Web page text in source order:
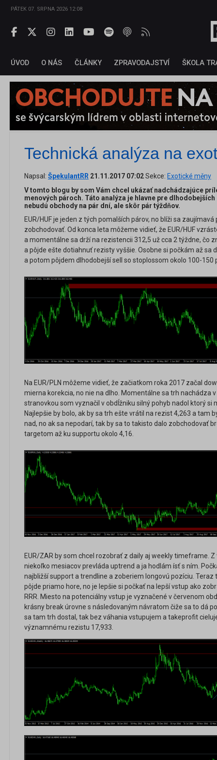
PÁTEK 07. SRPNA 2026 12:08
ÚVOD O NÁS ČLÁNKY ZPRAVODAJSTVÍ ŠKOLA
Technická analýza na
Napsal: ŠpekulantRR 21.11.2017 07:02Sekce: Exotické měny
V tomto blogu by som Vám chcel ukázať nadchádzajúce
menových pároch. Táto analýza je hlavne pre
nebudú obchody na pár dní, ale skôr pár týždňov.
EUR/HUF je jeden z tých pomalších párov, no blíži sa
zobchodovať. Od konca leta môžeme vidieť, že EUR/HUF
a momentálne sa drží na rezistencii 312,5 už cca 2 týždne, čo
a pôjde ešte dotiahnuť rezisty vyššie. Osobne si počkám až sa
a potom pôjdem dlhodobejší sell so stoplossom okolo 100-150
Na EUR/PLN môžeme vidieť, že začiatkom roka 2017 začal
mierna korekcia, no nie na dlho. Momentálne sa trh nachádza
stranovkou som vyznačil v obdĺžniku silný pohyb nadol ktorý si
Najlepšie by bolo, ak by sa trh ešte vrátil na rezist 4,263 a tam
nad, no ak sa nepodarí, tak by sa to takisto dalo zobchodovať
targetom až ku supportu okolo 4,16.
EUR/ZAR by som chcel rozobrať z daily aj weekly timeframe.
niekoľko mesiacov prevláda uptrend a ja hodlám ísť s ním.
najbližší support a trendline a zoberiem longovú pozíciu. Teraz
pôjde priamo hore, no je lepšie si počkať na lepší vstup ako
RRR. Miesto na potenciálny vstup je vyznačené v červenom
krásny break úrovne s následovaným návratom čiže sa to dá
sa tam trh dostal, tak bez váhania vstupujem a takeprofit
významnému rezistu 17,933.